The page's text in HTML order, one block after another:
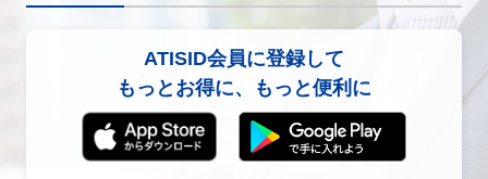
ATISID会員に登録して
もっとお得に、もっと便利に